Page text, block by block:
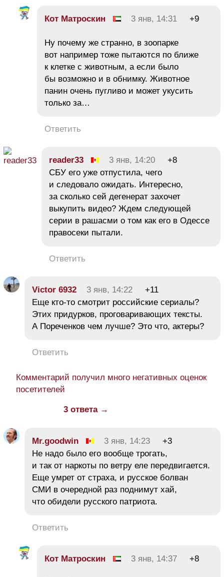
Кот Матроскин 3 янв, 14:31 +9
Ну почему же странно, в зоопарке
вот например тоже пытаются по ближе
к клетке с животным, а если было
бы возможно и в обнимку. Животное
панин очень пугливо и может укусить
только за…
Ответить
reader33 3 янв, 14:20
+8
СБУ его уже отпустила, чего
и следовало ожидать. Интересно,
за сколько сей дегенерат захочет
выкупить видео? Ждем следующей
серии в рашасми о том как его в Одессе
правосеки пытали.
Ответить
Victor 6932 3 янв, 14:22
+11
Еще кто-то смотрит российские сериалы?
Этих придурков, проговаривающих тексты.
А Пореченков чем лучше? Это что, актеры?
Ответить
Комментарий получил много негативных оценок
посетителей
3 ответа →
Mr.goodwin 3 янв, 14:23
+3
Не надо было его вообще трогать,
и так от наркоты по ветру еле передвигается.
Еще умрет от страха, и русское болван
СМИ в очередной раз поднимут хай,
что обидели русского патриота.
Ответить
Кот Матроскин 3 янв, 14:37 +8